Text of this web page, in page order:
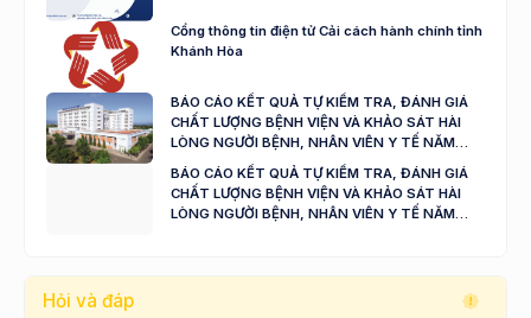
Cổng thông tin điện tử Cải cách hành chính tỉnh
Khánh Hòa
BÁO CÁO KẾT QUẢ TỰ KIỂM TRA, ĐÁNH GIÁ
CHẤT LƯỢNG BỆNH VIỆN VÀ KHẢO SÁT HÀI
LÒNG NGƯỜI BỆNH, NHÂN VIÊN Y TẾ NĂM
2024 - 2025
BÁO CÁO KẾT QUẢ TỰ KIỂM TRA, ĐÁNH GIÁ
CHẤT LƯỢNG BỆNH VIỆN VÀ KHẢO SÁT HÀI
LÒNG NGƯỜI BỆNH, NHÂN VIÊN Y TẾ NĂM
Hỏi và đáp